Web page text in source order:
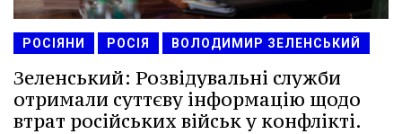
РОСІЯНИ РОСІЯ ВОЛОДИМИР ЗЕЛЕНСЬКИЙ
Зеленський: Розвідувальні служби
отримали суттєву інформацію щодо
втрат російських військ у конфлікті.